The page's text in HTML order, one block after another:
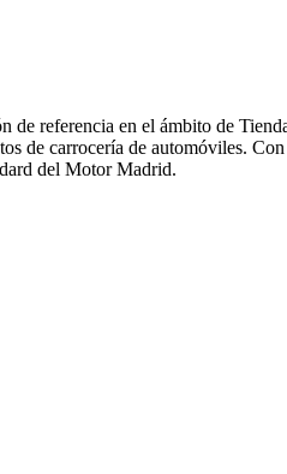
referencia en el ámbito de
de carrocería de automóviles.
del Motor Madrid.